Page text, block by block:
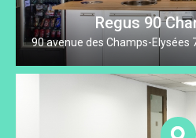
Regus 90
90 avenue des Champs-Elysées